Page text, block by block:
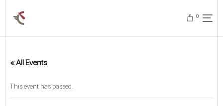
0
« All Events
This event has passed.